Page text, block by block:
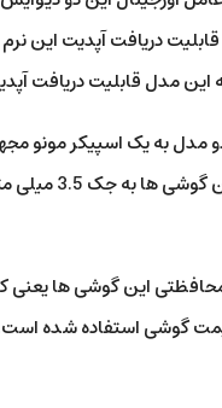
قابلیت دریافت آپدیت سیستم
به یک اسپیکر مونو مجهز
خواهد
این گوشی ها یعنی
گوشی استفاده شده